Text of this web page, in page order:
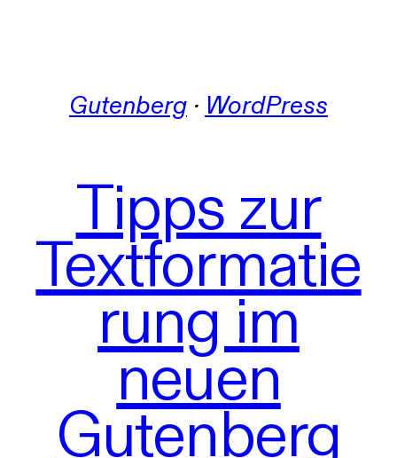
Gutenberg · WordPress
Tipps zur
Textformatie
rung im
neuen
Gutenberg